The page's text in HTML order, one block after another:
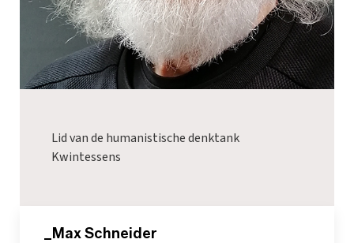
Lid van de humanistische denktank
Kwintessens
_Max Schneider